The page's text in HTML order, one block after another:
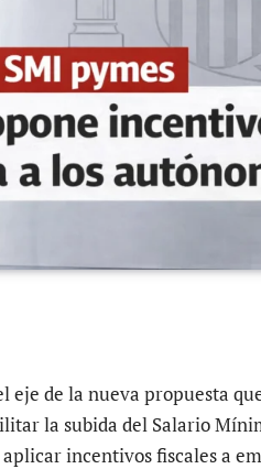
eje de la nueva propuesta
la subida del Salario
incentivos fiscales a